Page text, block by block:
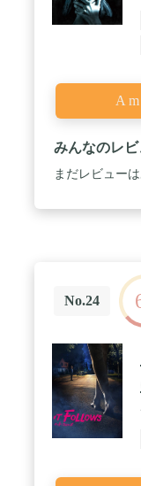
みんなのレ
まだレビュー
No.24